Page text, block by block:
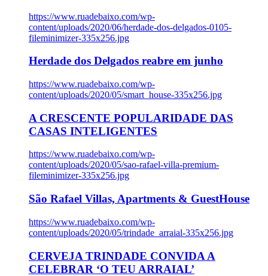
https://www.ruadebaixo.com/wp-
content/uploads/2020/06/herdade-dos-delgados-0105-
fileminimizer-335x256.jpg
Herdade dos Delgados reabre em junho
https://www.ruadebaixo.com/wp-
content/uploads/2020/05/smart_house-335x256.jpg
A CRESCENTE POPULARIDADE DAS
CASAS INTELIGENTES
https://www.ruadebaixo.com/wp-
content/uploads/2020/05/sao-rafael-villa-premium-
fileminimizer-335x256.jpg
São Rafael Villas, Apartments & GuestHouse
https://www.ruadebaixo.com/wp-
content/uploads/2020/05/trindade_arraial-335x256.jpg
CERVEJA TRINDADE CONVIDA A
CELEBRAR ‘O TEU ARRAIAL’